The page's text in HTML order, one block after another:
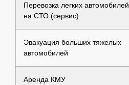
Перевозка легких автомобилей
на СТО (сервис)
Эвакуация больших тяжелых
автомобилей
Аренда КМУ